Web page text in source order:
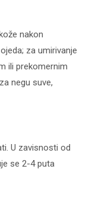
nakon
za umirivanje
ili prekomernim
negu suve,
U zavisnosti od
se 2-4 puta